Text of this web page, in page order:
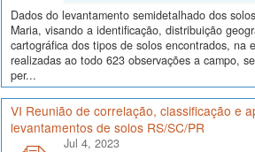
Dados do levantamento semidetalhado dos
Maria, visando a identificação, distribuição
cartográfica dos tipos de solos encontrados, na
realizadas ao todo 623 observações a campo,
per...
VI Reunião de correlação, classificação e
levantamentos de solos RS/SC/PR
Jul 4, 2023